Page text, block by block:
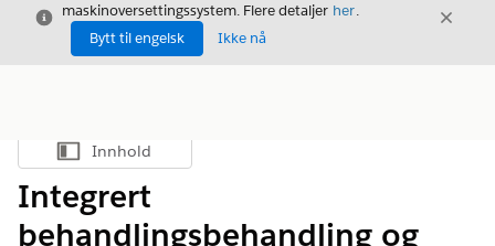
Avslutt
maskinoversettingssystem. Flere detaljer her.
Bytt til engelsk
Ikke nå
Avslutt
Vis innholdsfortegnelse
Innhold
Integrert
behandlingsbehandling og